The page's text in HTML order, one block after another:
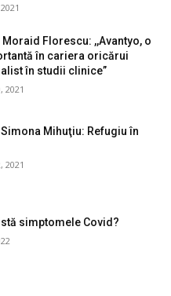
Moraid Florescu: ,,Avantyo, o
în cariera oricărui
în studii clinice”
2021
Simona Mihuţiu: Refugiu în
2021
simptomele Covid?